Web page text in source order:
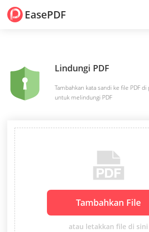
EasePDF
Lindungi PDF
Tambahkan kata sandi ke file PDF
untuk melindungi PDF
Tambahkan File
atau letakkan file di sini